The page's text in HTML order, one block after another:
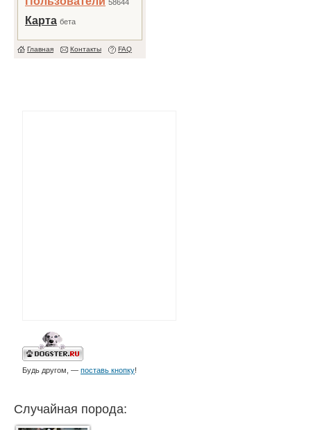
58644
Карта бета
Главная Контакты FAQ
Будь другом, — поставь кнопку!
Случайная порода: